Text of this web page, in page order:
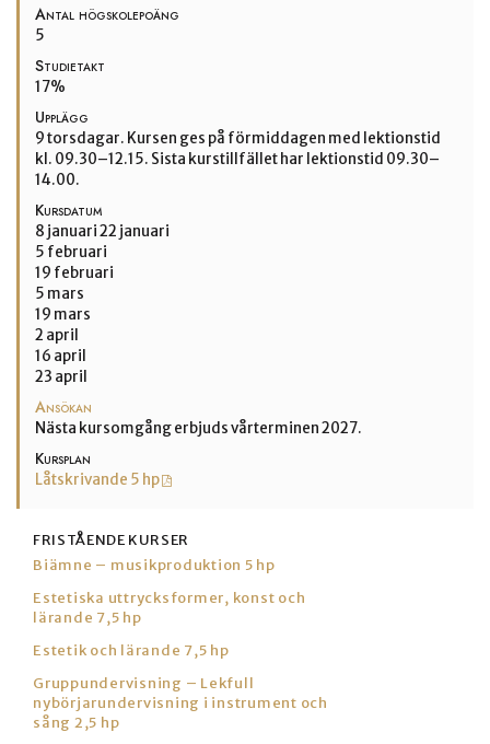
Antal högskolepoäng
5
Studietakt
17%
Upplägg
9 torsdagar. Kursen ges på förmiddagen med lektionstid
kl. 09.30–12.15. Sista kurstillfället har lektionstid 09.30–
14.00.
Kursdatum
8 januari 22 januari
5 februari
19 februari
5 mars
19 mars
2 april
16 april
23 april
Ansökan
Nästa kursomgång erbjuds vårterminen 2027.
Kursplan
Låtskrivande 5 hp
FRISTÅENDE KURSER
Biämne – musikproduktion 5 hp
Estetiska uttrycksformer, konst och
lärande 7,5 hp
Estetik och lärande 7,5 hp
Gruppundervisning – Lekfull
nybörjarundervisning i instrument och
sång 2,5 hp